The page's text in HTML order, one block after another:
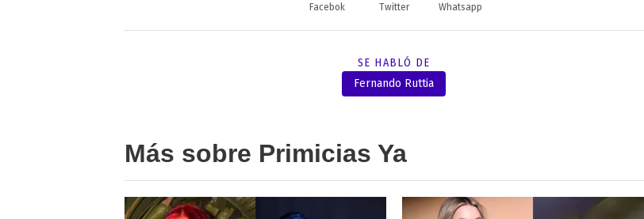
Facebok Twitter Whatsapp
SE HABLÓ DE
Fernando Ruttia
Más sobre Primicias Ya